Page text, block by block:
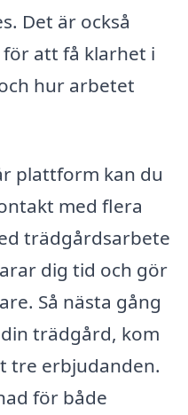
Det är också
att få klarhet i
hur arbetet
plattform kan du
med flera
trädgårdsarbete
dig tid och gör
Så nästa gång
trädgård, kom
tre erbjudanden.
för både